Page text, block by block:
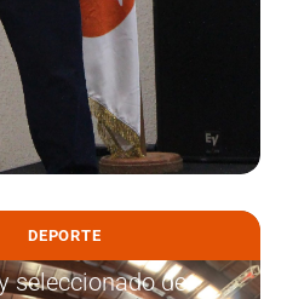
DEPORTE
seleccionado de